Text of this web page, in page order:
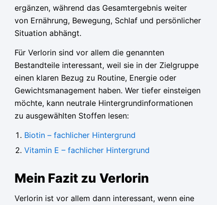
ergänzen, während das Gesamtergebnis weiter
von Ernährung, Bewegung, Schlaf und persönlicher
Situation abhängt.
Für Verlorin sind vor allem die genannten
Bestandteile interessant, weil sie in der Zielgruppe
einen klaren Bezug zu Routine, Energie oder
Gewichtsmanagement haben. Wer tiefer einsteigen
möchte, kann neutrale Hintergrundinformationen
zu ausgewählten Stoffen lesen:
Biotin – fachlicher Hintergrund
Vitamin E – fachlicher Hintergrund
Mein Fazit zu Verlorin
Verlorin ist vor allem dann interessant, wenn eine